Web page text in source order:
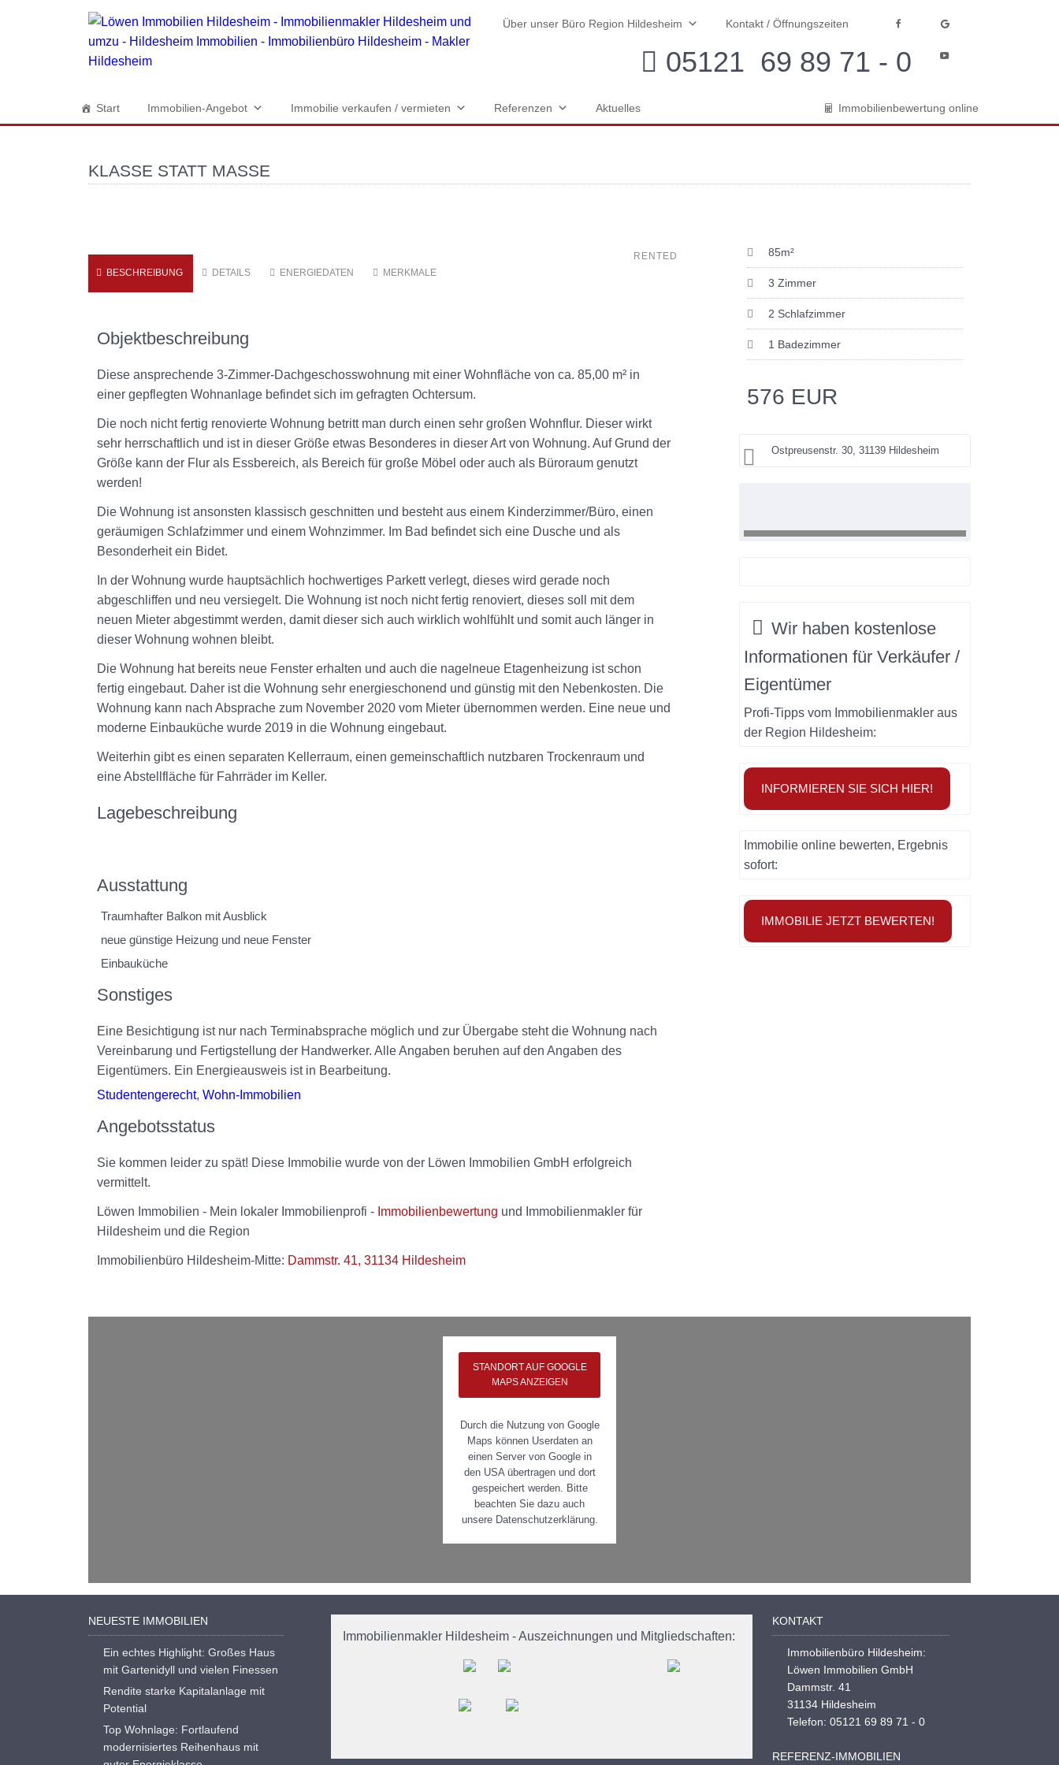
Über unser Büro Region Hildesheim Kontakt / Öffnungszeiten
05121 69 89 71 - 0
Start Immobilien-Angebot Immobilie verkaufen / vermieten Referenzen Aktuelles Immobilienbewertung online
KLASSE STATT MASSE
RENTED
BESCHREIBUNG
DETAILS ENERGIEDATEN MERKMALE
Objektbeschreibung
Diese ansprechende 3-Zimmer-Dachgeschosswohnung mit einer Wohnfläche von ca. 85,00 m² in
einer gepflegten Wohnanlage befindet sich im gefragten Ochtersum.
Die noch nicht fertig renovierte Wohnung betritt man durch einen sehr großen Wohnflur. Dieser wirkt
sehr herrschaftlich und ist in dieser Größe etwas Besonderes in dieser Art von Wohnung. Auf Grund der
Größe kann der Flur als Essbereich, als Bereich für große Möbel oder auch als Büroraum genutzt
werden!
Die Wohnung ist ansonsten klassisch geschnitten und besteht aus einem Kinderzimmer/Büro, einen
geräumigen Schlafzimmer und einem Wohnzimmer. Im Bad befindet sich eine Dusche und als
Besonderheit ein Bidet.
In der Wohnung wurde hauptsächlich hochwertiges Parkett verlegt, dieses wird gerade noch
abgeschliffen und neu versiegelt. Die Wohnung ist noch nicht fertig renoviert, dieses soll mit dem
neuen Mieter abgestimmt werden, damit dieser sich auch wirklich wohlfühlt und somit auch länger in
dieser Wohnung wohnen bleibt.
Die Wohnung hat bereits neue Fenster erhalten und auch die nagelneue Etagenheizung ist schon
fertig eingebaut. Daher ist die Wohnung sehr energieschonend und günstig mit den Nebenkosten. Die
Wohnung kann nach Absprache zum November 2020 vom Mieter übernommen werden. Eine neue und
moderne Einbauküche wurde 2019 in die Wohnung eingebaut.
Weiterhin gibt es einen separaten Kellerraum, einen gemeinschaftlich nutzbaren Trockenraum und
eine Abstellfläche für Fahrräder im Keller.
Lagebeschreibung
Ausstattung
Traumhafter Balkon mit Ausblick
neue günstige Heizung und neue Fenster
Einbauküche
Sonstiges
Eine Besichtigung ist nur nach Terminabsprache möglich und zur Übergabe steht die Wohnung nach
Vereinbarung und Fertigstellung der Handwerker. Alle Angaben beruhen auf den Angaben des
Eigentümers. Ein Energieausweis ist in Bearbeitung.
Studentengerecht, Wohn-Immobilien
Angebotsstatus
Sie kommen leider zu spät! Diese Immobilie wurde von der Löwen Immobilien GmbH erfolgreich
vermittelt.
Löwen Immobilien - Mein lokaler Immobilienprofi - Immobilienbewertung und Immobilienmakler für
Hildesheim und die Region
Immobilienbüro Hildesheim-Mitte: Dammstr. 41, 31134 Hildesheim
85m²
3 Zimmer
2 Schlafzimmer
1 Badezimmer
576 EUR
Ostpreusenstr. 30, 31139 Hildesheim
Wir haben kostenlose
Informationen fürVerkäufer /
Eigentümer
Profi-Tipps vom Immobilienmakler aus
der Region Hildesheim:
INFORMIEREN SIE SICH HIER!
Immobilie online bewerten, Ergebnis
sofort:
IMMOBILIE JETZT BEWERTEN!
STANDORT AUF GOOGLE
MAPS ANZEIGEN
Durch die Nutzung von Google
Maps können Userdaten an
einen Server von Google in
den USA übertragen und dort
gespeichert werden. Bitte
beachten Sie dazu auch
unsere Datenschutzerklärung.
NEUESTE IMMOBILIEN
Ein echtes Highlight: Großes Haus
mit Gartenidyll und vielen Finessen
Rendite starke Kapitalanlage mit
Potential
Top Wohnlage: Fortlaufend
modernisiertes Reihenhaus mit
Immobilienmakler Hildesheim - Auszeichnungen und Mitgliedschaften:
KONTAKT
Immobilienbüro Hildesheim:
Löwen Immobilien GmbH
Dammstr. 41
31134 Hildesheim
Telefon: 05121 69 89 71 - 0
REFERENZ-IMMOBILIEN